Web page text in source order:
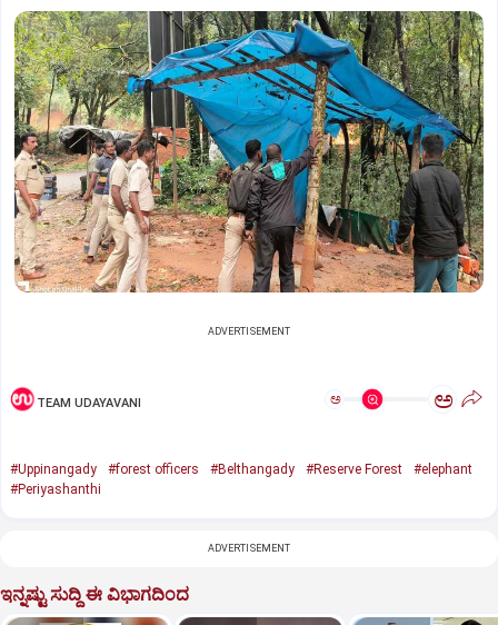
ADVERTISEMENT
TEAM UDAYAVANI ಅ ಅ
#Uppinangady #forest officers #Belthangady #Reserve Forest
#elephant
#Periyashanthi
ADVERTISEMENT
ಇನ್ನಷ್ಟು ಸುದ್ದಿ ಈ ವಿಭಾಗದಿಂದ